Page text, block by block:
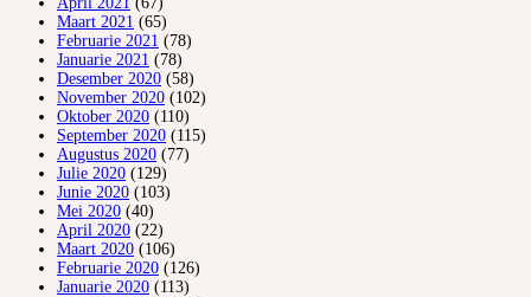
Maart 2021 (65)
Februarie 2021 (78)
Januarie 2021 (78)
Desember 2020 (58)
November 2020 (102)
Oktober 2020 (110)
September 2020 (115)
Augustus 2020 (77)
Julie 2020 (129)
Junie 2020 (103)
Mei 2020 (40)
April 2020 (22)
Maart 2020 (106)
Februarie 2020 (126)
Januarie 2020 (113)